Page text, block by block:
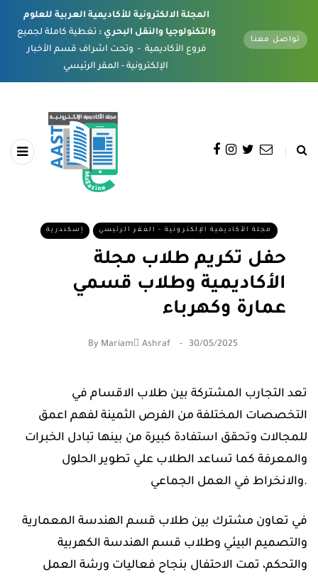
المجلة الالكترونية للأكاديمية العربية للعلوم
والتكنولوجيا والنقل البحري : تغطية كاملة لجميع
فروع الأكاديمية - وتحت اشراف قسم الأخبار
تواصل معنا
إسكندرية مجلة الأكاديمية الإلكترونية - المقر الرئيسي
حفل تكريم طلاب مجلة
الأكاديمية وطلاب قسمي
عمارة وكهرباء
By Mariam ِAshraf 30/05/2025
التخصصات المختلفة من الفرص الثمينة لفهم اعمق
للمجالات وتحقق استفادة كبيرة من بينها تبادل الخبرات
والمعرفة كما تساعد الطلاب علي تطوير الحلول
والانخراط في العمل الجماعي.
والتصميم البيئي وطلاب قسم الهندسة الكهربية
والتحكم، تمت الاحتفال بنجاح فعاليات ورشة العمل